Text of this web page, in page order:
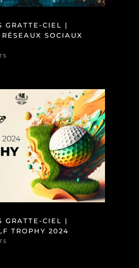
GRATTE-CIEL |
SOCIAUX
GRATTE-CIEL |
TROPHY 2024